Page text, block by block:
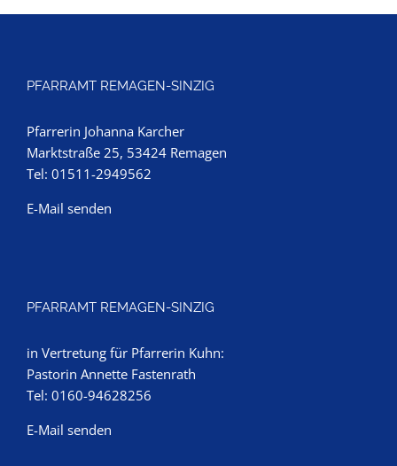
PFARRAMT REMAGEN-SINZIG
Pfarrerin Johanna Karcher
Marktstraße 25, 53424 Remagen
Tel: 01511-2949562
E-Mail senden
PFARRAMT REMAGEN-SINZIG
in Vertretung für Pfarrerin Kuhn:
Pastorin Annette Fastenrath
Tel: 0160-94628256
E-Mail senden